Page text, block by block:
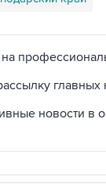
на
главных
новости в